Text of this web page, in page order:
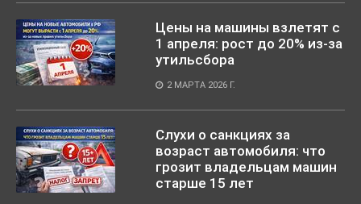
Цены на машины взлетят с
1 апреля: рост до 20% из-за
утильсбора
2 МАРТА 2026 Г.
Слухи о санкциях за
возраст автомобиля: что
грозит владельцам машин
старше 15 лет